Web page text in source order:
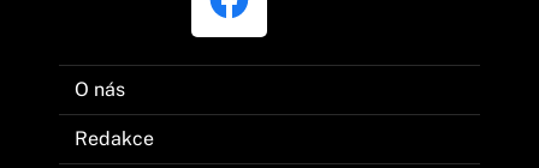
O nás
Redakce